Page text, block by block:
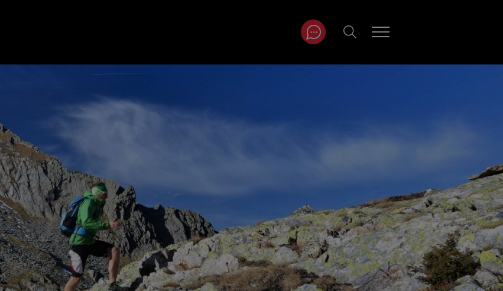
KATEGORIEN
Essen & Trinken
Outdoor & Sport
Gesundheit
Nachhaltigkeit
Sehenswürdig
Hotel & Reise
Archiv
Mai
Juni
Oktober
November
Dezember